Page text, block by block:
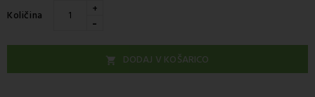
Količina +
-
 DODAJ V KOŠARICO